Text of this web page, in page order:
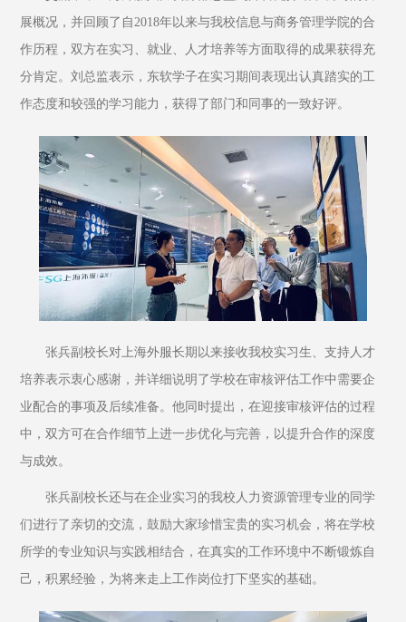
展概况，并回顾了自2018年以来与我校信息与商务管理学院的合
作历程，双方在实习、就业、人才培养等方面取得的成果获得充
分肯定。刘总监表示，东软学子在实习期间表现出认真踏实的工
作态度和较强的学习能力，获得了部门和同事的一致好评。
张兵副校长对上海外服长期以来接收我校实习生、支持人才
培养表示衷心感谢，并详细说明了学校在审核评估工作中需要企
业配合的事项及后续准备。他同时提出，在迎接审核评估的过程
中，双方可在合作细节上进一步优化与完善，以提升合作的深度
与成效。
张兵副校长还与在企业实习的我校人力资源管理专业的同学
们进行了亲切的交流，鼓励大家珍惜宝贵的实习机会，将在学校
所学的专业知识与实践相结合，在真实的工作环境中不断锻炼自
己，积累经验，为将来走上工作岗位打下坚实的基础。